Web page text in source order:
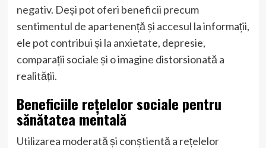
negativ. Deși pot oferi beneficii precum
sentimentul de apartenență și accesul la informații,
ele pot contribui și la anxietate, depresie,
comparații sociale și o imagine distorsionată a
realității.
Beneficiile rețelelor sociale pentru
sănătatea mentală
Utilizarea moderată și conștientă a rețelelor